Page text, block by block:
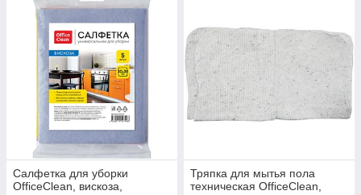
Салфетка для уборки
OfficeClean, вискоза,
Тряпка для мытья пола
техническая OfficeClean,